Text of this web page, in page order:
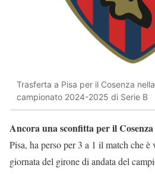
Trasferta a Pisa per il Cosenza
campionato 2024-2025 di Serie B
Ancora una sconfitta per il Cosenza
Pisa, ha perso per 3 a 1 il match che è
giornata del girone di andata del